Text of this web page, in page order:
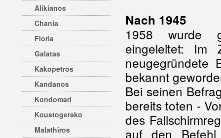
Alikianos
Chania
Floria
Galatas
Kakopetros
Kandanos
Kondomari
Koustogerako
Malathiros
Nach 1945
1958 wurde
eingeleitet: Im
neugegründete
bekannt
Bei seinen
bereits toten -
des
auf den